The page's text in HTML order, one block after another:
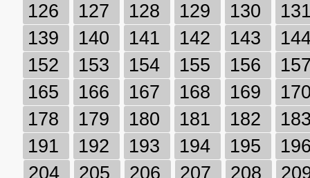
126
127 128 129 130
139
140 141 142 143
152
153 154 155 156
165
166 167 168 169
178
179 180 181 182
191
192 193 194 195
204
205 206 207 208